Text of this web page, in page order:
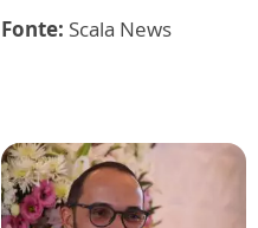
Fonte: Scala News